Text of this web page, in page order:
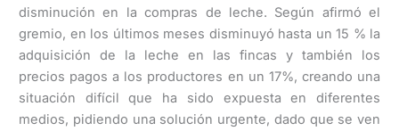
disminución en la compras de leche. Según afirmó el
gremio, en los últimos meses disminuyó hasta un 15 % la
adquisición de la leche en las fincas y también los
precios pagos a los productores en un 17%, creando una
situación difícil que ha sido expuesta en diferentes
medios, pidiendo una solución urgente, dado que se ven